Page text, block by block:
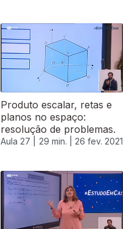
Produto escalar, retas e
planos no espaço:
resolução de problemas.
Aula 27 | 29 min. | 26 fev. 2021